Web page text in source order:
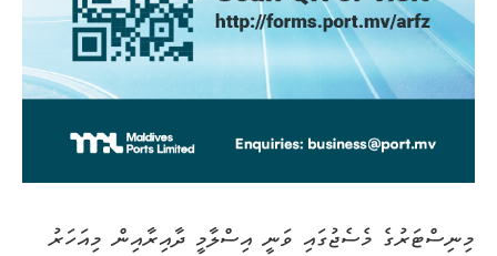
މިނިސްޓަރުގެ މެސެޖުގައި ވަނީ އިސްލާމީ ދާއިރާއިން މިއަހަރު